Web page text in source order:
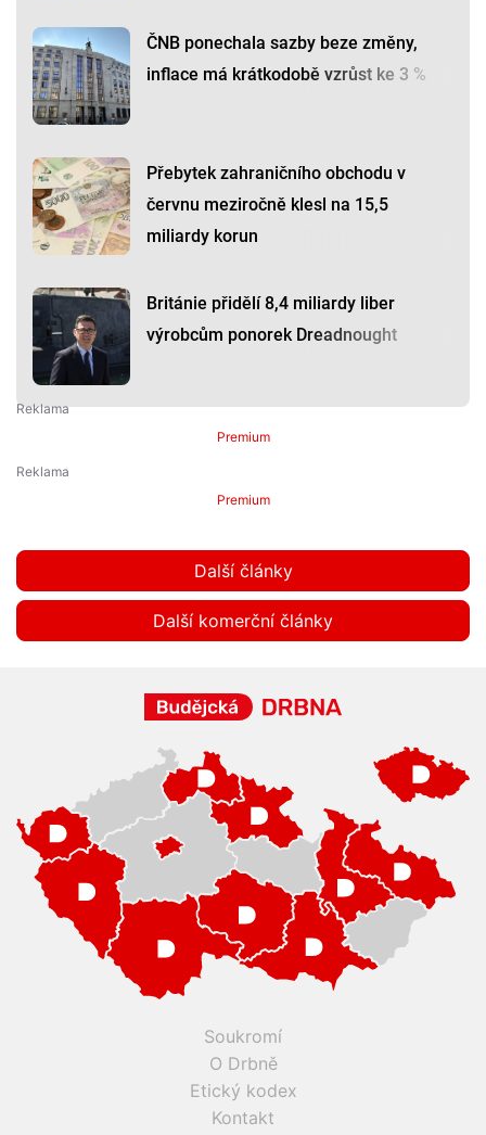
ČNB ponechala sazby beze změny,
inflace má krátkodobě vzrůst ke 3 %
Přebytek zahraničního obchodu v
červnu meziročně klesl na 15,5
miliardy korun
Británie přidělí 8,4 miliardy liber
výrobcům ponorek Dreadnought
Premium
Premium
Další články
Další komerční články
Soukromí
O Drbně
Etický kodex
Kontakt